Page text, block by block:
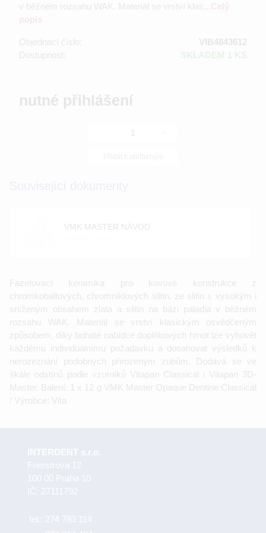
v běžném rozsahu WAK. Materiál se vrství klas...
Objednací číslo:
VIB4843612
Dostupnost:
SKLADEM 1 KS
nutné přihlášení
VMK MASTER NÁVOD
Fazetovací keramika pro kovové konstrukce z
chromkobaltových, chromniklových slitin, ze slitin s vysokým i
sníženým obsahem zlata a slitin na bázi paladia v běžném
rozsahu WAK. Materiál se vrství klasickým osvědčeným
způsobem, díky bohaté nabídce doplňkových hmot lze vyhovět
každému individuálnímu požadavku a dosahovat výsledků k
nerozeznání podobných přirozeným zubům. Dodává se ve
škále odstínů podle vzorníků Vitapan Classical i Vitapan 3D-
Master. Balení: 1 x 12 g VMK Master Opaque Dentine Classical
/ Výrobce: Vita